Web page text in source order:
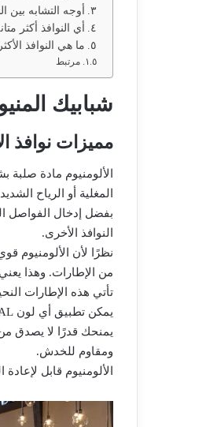
أوجه التشابه بين
أي النوافذ أكثر
ما هي النوافذ
مرتبط
شبابيك
مميزات نوافذ
الألومنيوم مادة
المغلية أو الرياح
بفضل إدخال الفواصل
النوافذ الأخرى.
نظرًا لأن الألومنيوم
من الإطارات. وهذا
تأتي هذه الإطارات
ومقاوم للخدش.
الألومنيوم قابل